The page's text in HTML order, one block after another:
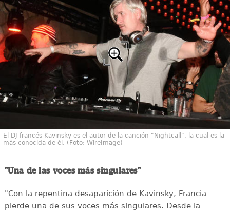
El DJ francés Kavinsky es el autor de la canción "Nightcall", la cual es la
más conocida de él. (Foto: WireImage)
"Una de las voces más singulares"
"Con la repentina desaparición de Kavinsky, Francia
pierde una de sus voces más singulares. Desde la